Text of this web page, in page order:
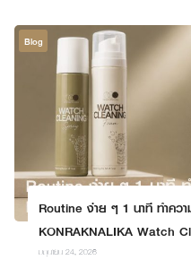
Blog
Routine ง่าย ๆ 1 นาที ทำคว
KONRAKNALIKA Watch
มิถุนายน 24, 2026